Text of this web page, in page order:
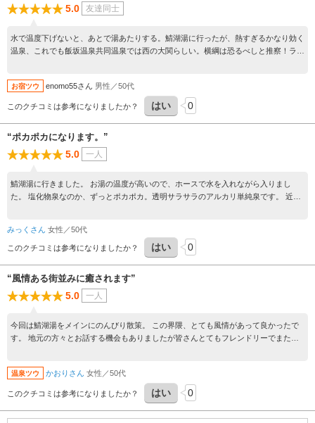
く効く薬湯として知られている。
5.0 友達同士
水で温度下げないと、あとで湯あたりする。鯖湖湯に行ったが、熱すぎるかなり効く
温泉、これでも飯坂温泉共同温泉では西の大関らしい。横綱は恐るべしと推察！ラジ
お宿ツウ enomo55さん 男性／50代
このクチコミは参考になりましたか？ はい 0
“ポカポカになります。”
5.0 一人
鯖湖湯に行きました。 お湯の温度が高いので、ホースで水を入れながら入りまし
た。 塩化物泉なのか、ずっとポカポカ。透明サラサラのアルカリ単純泉です。 近く
みっくさん 女性／50代
このクチコミは参考になりましたか？ はい 0
“風情ある街並みに癒されます”
5.0 一人
今回は鯖湖湯をメインにのんびり散策。 この界隈、とても風情があって良かったで
す。 地元の方々とお話する機会もありましたが皆さんとてもフレンドリーでまた来
温泉ツウ かおりさん 女性／50代
このクチコミは参考になりましたか？ はい 0